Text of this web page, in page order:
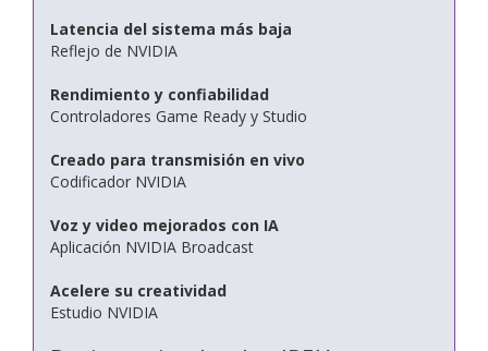
Latencia del sistema más baja
Reflejo de NVIDIA
Rendimiento y confiabilidad
Controladores Game Ready y Studio
Creado para transmisión en vivo
Codificador NVIDIA
Voz y video mejorados con IA
Aplicación NVIDIA Broadcast
Acelere su creatividad
Estudio NVIDIA